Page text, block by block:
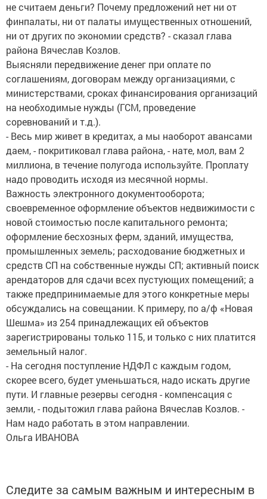
не считаем деньги? Почему предложений нет ни от
финпалаты, ни от палаты имущественных отношений,
ни от других по экономии средств? - сказал глава
района Вячеслав Козлов.
Выясняли передвижение денег при оплате по
соглашениям, договорам между организациями, с
министерствами, сроках финансирования организаций
на необходимые нужды (ГСМ, проведение
соревнований и т.д.).
- Весь мир живет в кредитах, а мы наоборот авансами
даем, - покритиковал глава района, - нате, мол, вам 2
миллиона, в течение полугода используйте. Проплату
надо проводить исходя из месячной нормы.
Важность электронного документооборота;
своевременное оформление объектов недвижимости с
новой стоимостью после капитального ремонта;
оформление бесхозных ферм, зданий, имущества,
промышленных земель; расходование бюджетных и
средств СП на собственные нужды СП; активный поиск
арендаторов для сдачи всех пустующих помещений; а
также предпринимаемые для этого конкретные меры
обсуждались на совещании. К примеру, по а/ф «Новая
Шешма» из 254 принадлежащих ей объектов
зарегистрированы только 115, и только с них платится
земельный налог.
- На сегодня поступление НДФЛ с каждым годом,
скорее всего, будет уменьшаться, надо искать другие
пути. И главные резервы сегодня - компенсация с
земли, - подытожил глава района Вячеслав Козлов. -
Нам надо работать в этом направлении.
Ольга ИВАНОВА
Следите за самым важным и интересным в